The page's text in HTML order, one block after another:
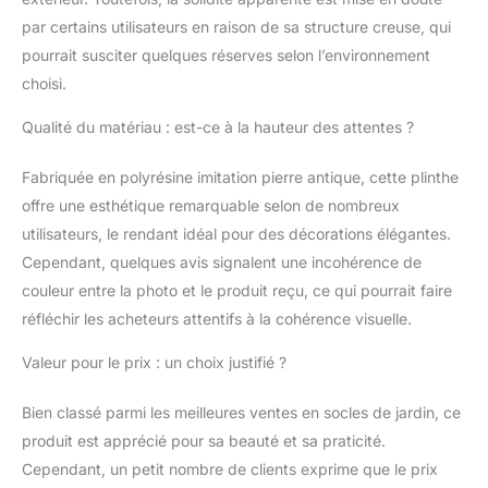
véritable pierre
concassée collée avec
une résine durable,
finition en pierre
PLANTES DESIGN
TOSCANO - Exclusif à
la marque Design
Toscano, ce piédestal
de jardin polyvalent
peut être utilisé à
l'extérieur pour tenir un
ou à l'intérieur pour
et décorations Notre
grande base
sculpturale à colonne
par certains utilisateurs en raison de sa structure creuse, qui
pourrait susciter quelques réserves selon l’environnement
choisi.
Qualité du matériau : est-ce à la hauteur des attentes ?
Fabriquée en polyrésine imitation pierre antique, cette plinthe
offre une esthétique remarquable selon de nombreux
utilisateurs, le rendant idéal pour des décorations élégantes.
Cependant, quelques avis signalent une incohérence de
couleur entre la photo et le produit reçu, ce qui pourrait faire
réfléchir les acheteurs attentifs à la cohérence visuelle.
Valeur pour le prix : un choix justifié ?
Bien classé parmi les meilleures ventes en socles de jardin, ce
produit est apprécié pour sa beauté et sa praticité.
Cependant, un petit nombre de clients exprime que le prix